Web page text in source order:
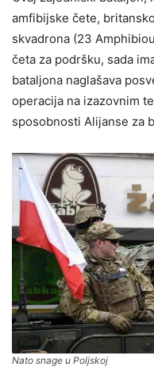
amfibijske čete,
skvadrona (23
četa za podršku, sada
bataljona naglašava
operacija na izazovnim
sposobnosti Alijanse za
Nato snage u Poljskoj